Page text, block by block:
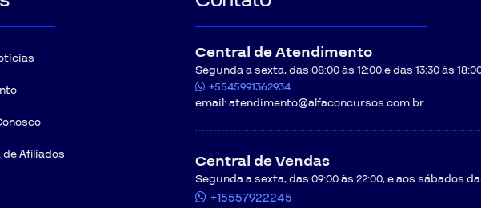
Afiliados
Central de Atendimento
Segunda a sexta, das 08:00 às 12:00 e das 13:30 às
+5545991362934
email:atendimento@alfaconcursos.com.br
Central de Vendas
Segunda a sexta, das 09:00 às 22:00, e aos sábados
+15557922245